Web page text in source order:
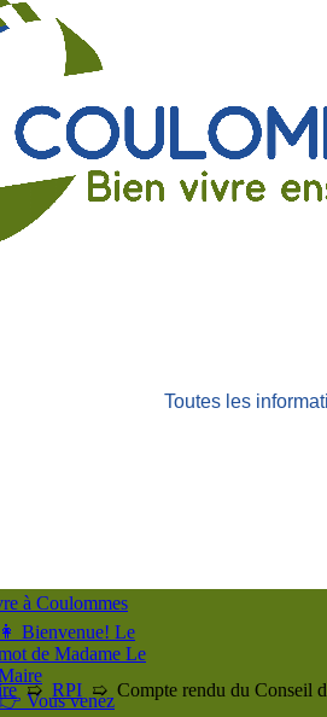
Toutes les
à Coulommes
👩 Bienvenue! Le
de Madame Le
Vous venez
➯ RPI ➯ Compte rendu du Conseil